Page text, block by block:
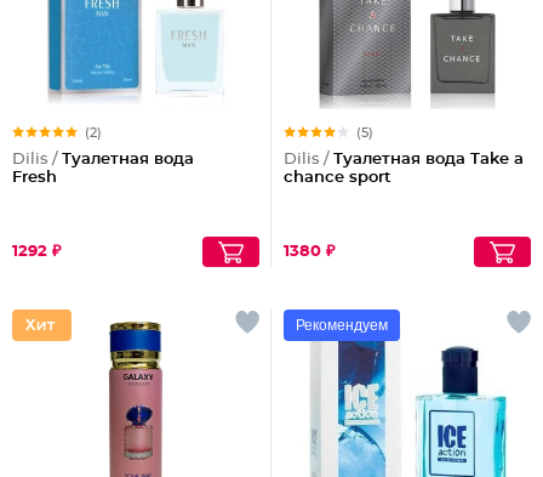
(2)
Dilis / Туалетная вода
Fresh
1292 ₽
(5)
Dilis / Туалетная вода Take a
chance sport
1380 ₽
Рекомендуем